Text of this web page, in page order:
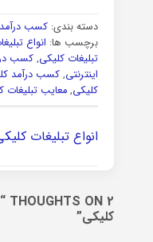
دسته بندی: کسب
برچسب ها: انواع
تبلیغات کلیکی,کسب
اینترنتی,کسب درآمد
کلیکی, معایب تبلیغات
انواع تبلیغات
2 THOUGHTS ON “
کلیکی”